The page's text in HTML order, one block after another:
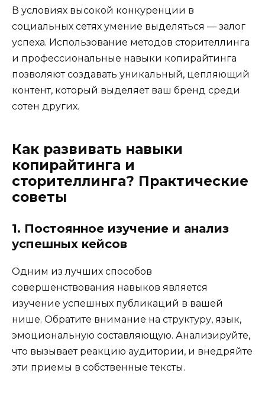
В условиях высокой конкуренции в
социальных сетях умение выделяться — залог
успеха. Использование методов сторителлинга
и профессиональные навыки копирайтинга
позволяют создавать уникальный, цепляющий
контент, который выделяет ваш бренд среди
сотен других.
Как развивать навыки
копирайтинга и
сторителлинга? Практические
советы
1. Постоянное изучение и анализ
успешных кейсов
Одним из лучших способов
совершенствования навыков является
изучение успешных публикаций в вашей
нише. Обратите внимание на структуру, язык,
эмоциональную составляющую. Анализируйте,
что вызывает реакцию аудитории, и внедряйте
эти приемы в собственные тексты.